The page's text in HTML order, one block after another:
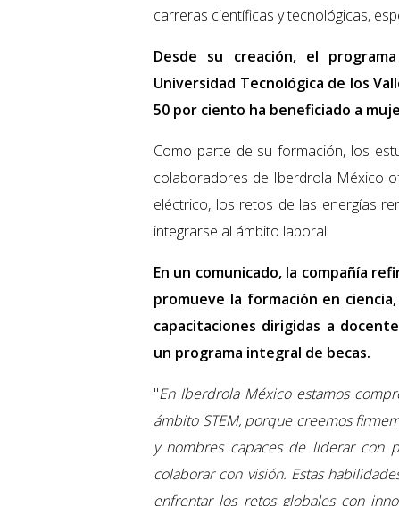
carreras científicas y tecnológicas,
Desde su creación, el
Universidad Tecnológica de los
50 por ciento ha beneficiado a
Como parte de su formación, los
colaboradores de Iberdrola México
eléctrico, los retos de las energías
integrarse al ámbito laboral.
En un comunicado, la compañía
promueve la formación en
capacitaciones dirigidas a
un programa integral de becas.
"En Iberdrola México estamos
ámbito STEM, porque creemos
y hombres capaces de liderar con
colaborar con visión. Estas
enfrentar los retos globales con